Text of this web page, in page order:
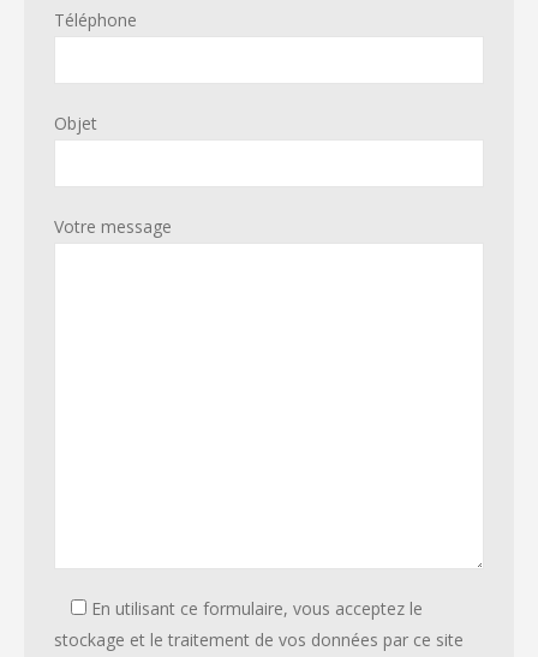
Téléphone
Objet
Votre message
En utilisant ce formulaire, vous acceptez le
stockage et le traitement de vos données par ce site